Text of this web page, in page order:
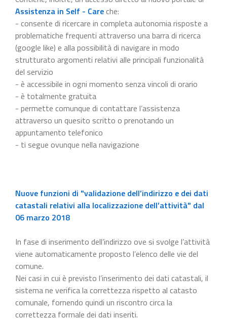
Assistenza in Self - Careche:
- consente di ricercare in completa autonomia risposte a
problematiche frequenti attraverso una barra di ricerca
(google like) e alla possibilità di navigare in modo
strutturato argomenti relativi alle principali funzionalità
del servizio
- è accessibile in ogni momento senza vincoli di orario
- è totalmente gratuita
- permette comunque di contattare l’assistenza
attraverso un quesito scritto o prenotando un
appuntamento telefonico
- ti segue ovunque nella navigazione
Nuove funzioni di "validazione dell’indirizzo e dei dati
catastali relativi alla localizzazione dell’attività" dal
06 marzo 2018
In fase di inserimento dell’indirizzo ove si svolge l’attività
viene automaticamente proposto l’elenco delle vie del
comune.
Nei casi in cui è previsto l’inserimento dei dati catastali, il
sistema ne verifica la correttezza rispetto al catasto
comunale, fornendo quindi un riscontro circa la
correttezza formale dei dati inseriti.